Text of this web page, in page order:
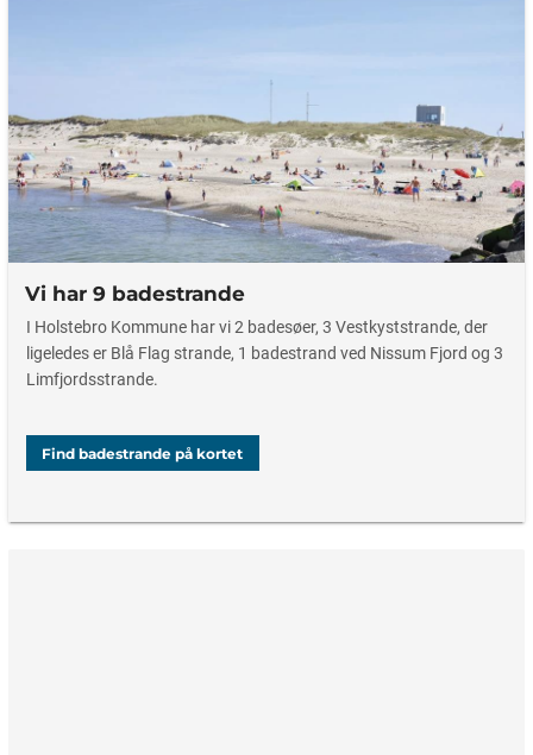
Vi har 9 badestrande
I Holstebro Kommune har vi 2 badesøer, 3 Vestkyststrande, der
ligeledes er Blå Flag strande, 1 badestrand ved Nissum Fjord og 3
Limfjordsstrande.
Find badestrande på kortet